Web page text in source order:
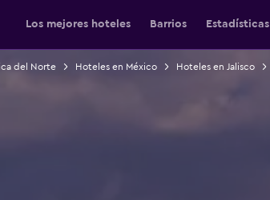
Los mejores hoteles Barrios Estadísticas
del Norte Hoteles en México Hoteles en Jalisco